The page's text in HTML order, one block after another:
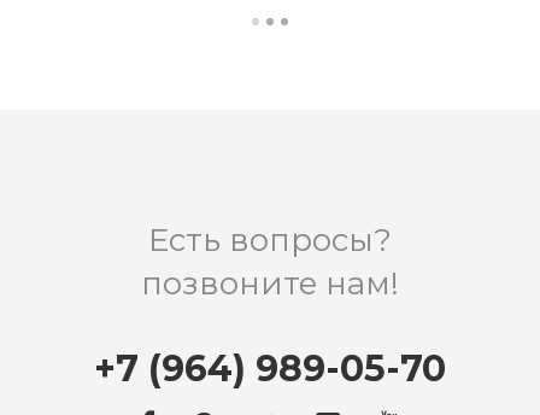
Есть вопросы?
позвоните нам!
+7 (964) 989-05-70